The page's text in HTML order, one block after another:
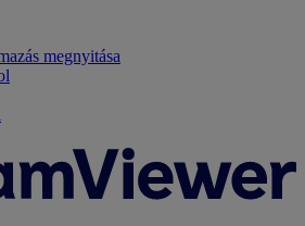
megnyitása